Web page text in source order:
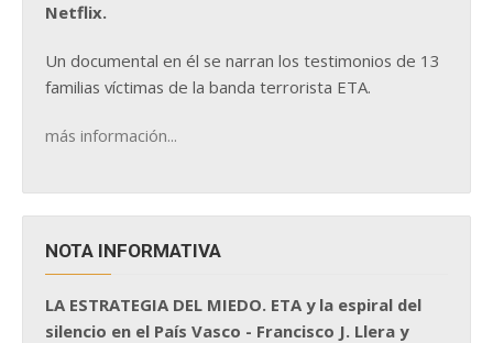
Netflix.
Un documental en él se narran los testimonios de 13
familias víctimas de la banda terrorista ETA.
más información...
NOTA INFORMATIVA
LA ESTRATEGIA DEL MIEDO. ETA y la espiral del
silencio en el País Vasco - Francisco J. Llera y